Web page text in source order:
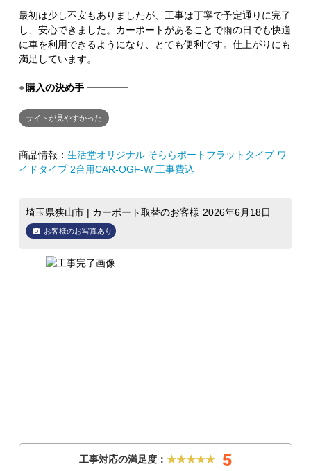
最初は少し不安もありましたが、工事は丁寧で予定通りに完了
し、安心できました。カーポートがあることで雨の日でも快適
に車を利用できるようになり、とても便利です。仕上がりにも
満足しています。
購入の決め手
サイトが見やすかった
商品情報： 生活堂オリジナル そららポートフラットタイプ ワ
イドタイプ 2台用CAR-OGF-W 工事費込
埼玉県狭山市 | カーポート取替のお客様 2026年6月18日
お客様のお写真あり
工事対応の満足度： ★★★★★ 5